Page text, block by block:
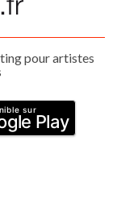
pour artistes
sur
Play